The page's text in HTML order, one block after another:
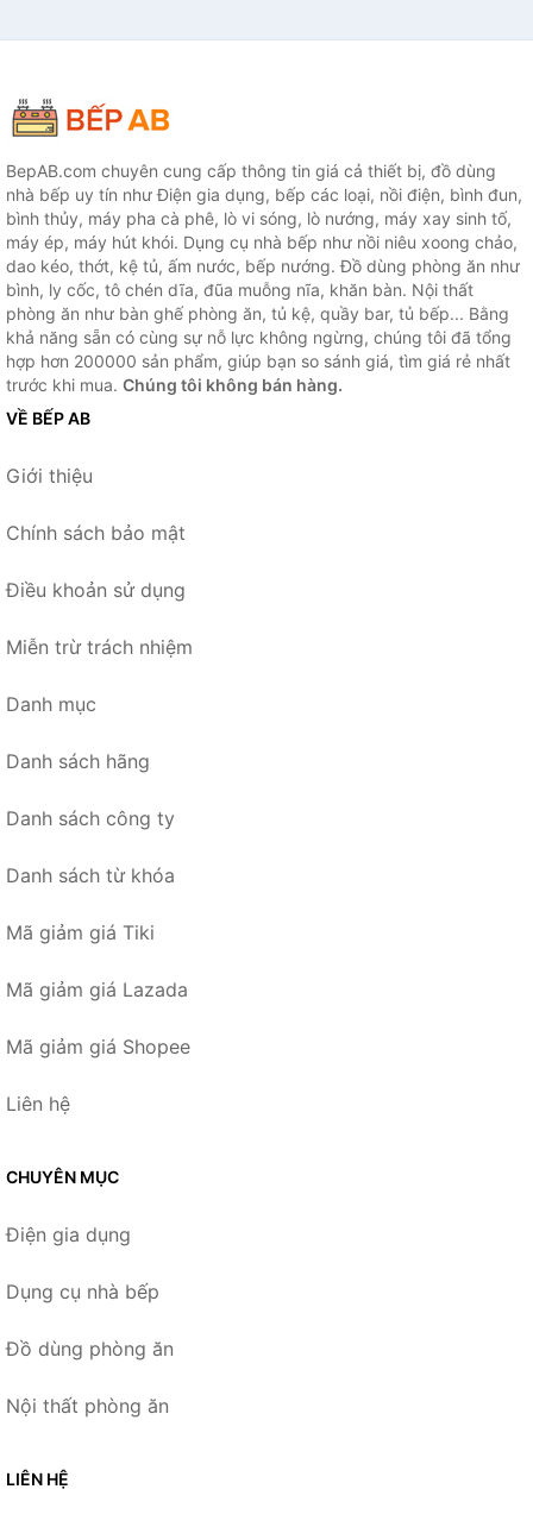
BepAB.com chuyên cung cấp thông tin giá cả thiết bị, đồ dùng
nhà bếp uy tín như Điện gia dụng, bếp các loại, nồi điện, bình đun,
bình thủy, máy pha cà phê, lò vi sóng, lò nướng, máy xay sinh tố,
máy ép, máy hút khói. Dụng cụ nhà bếp như nồi niêu xoong chảo,
dao kéo, thớt, kệ tủ, ấm nước, bếp nướng. Đồ dùng phòng ăn như
bình, ly cốc, tô chén dĩa, đũa muỗng nĩa, khăn bàn. Nội thất
phòng ăn như bàn ghế phòng ăn, tủ kệ, quầy bar, tủ bếp... Bằng
khả năng sẵn có cùng sự nỗ lực không ngừng, chúng tôi đã tổng
hợp hơn 200000 sản phẩm, giúp bạn so sánh giá, tìm giá rẻ nhất
trước khi mua. Chúng tôi không bán hàng.
VỀ BẾP AB
Giới thiệu
Chính sách bảo mật
Điều khoản sử dụng
Miễn trừ trách nhiệm
Danh mục
Danh sách hãng
Danh sách công ty
Danh sách từ khóa
Mã giảm giá Tiki
Mã giảm giá Lazada
Mã giảm giá Shopee
Liên hệ
CHUYÊN MỤC
Điện gia dụng
Dụng cụ nhà bếp
Đồ dùng phòng ăn
Nội thất phòng ăn
LIÊN HỆ